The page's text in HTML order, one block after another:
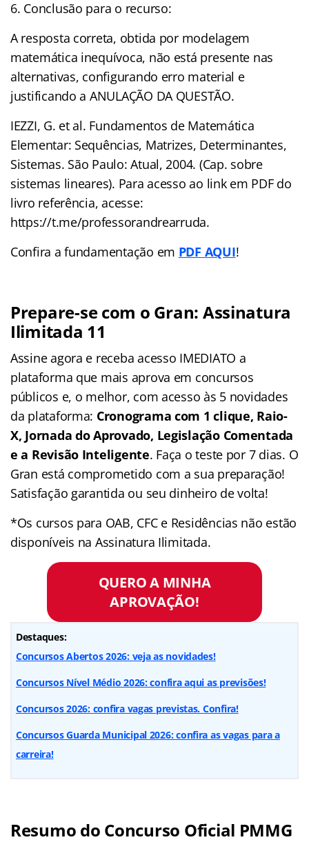
6. Conclusão para o recurso:
A resposta correta, obtida por modelagem
matemática inequívoca, não está presente nas
alternativas, configurando erro material e
justificando a ANULAÇÃO DA QUESTÃO.
IEZZI, G. et al. Fundamentos de Matemática
Elementar: Sequências, Matrizes, Determinantes,
Sistemas. São Paulo: Atual, 2004. (Cap. sobre
sistemas lineares). Para acesso ao link em PDF do
livro referência, acesse:
https://t.me/professorandrearruda.
Confira a fundamentação em PDF AQUI!
Prepare-se com o Gran: Assinatura
Ilimitada 11
Assine agora e receba acesso IMEDIATO a
plataforma que mais aprova em concursos
públicos e, o melhor, com acesso às 5 novidades
da plataforma: Cronograma com 1 clique, Raio-
X, Jornada do Aprovado, Legislação Comentada
e a Revisão Inteligente. Faça o teste por 7 dias. O
Gran está comprometido com a sua preparação!
Satisfação garantida ou seu dinheiro de volta!
*Os cursos para OAB, CFC e Residências não estão
disponíveis na Assinatura Ilimitada.
QUERO A MINHA
APROVAÇÃO!
Destaques:
Concursos Abertos 2026: veja as novidades!
Concursos Nível Médio 2026: confira aqui as previsões!
Concursos 2026: confira vagas previstas. Confira!
Concursos Guarda Municipal 2026: confira as vagas para a
carreira!
Resumo do Concurso Oficial PMMG